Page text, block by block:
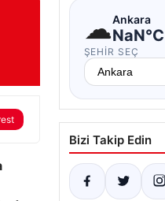
☁Ankara
NaN°C
ŞEHIR SEÇ
Bizi Takip Edin